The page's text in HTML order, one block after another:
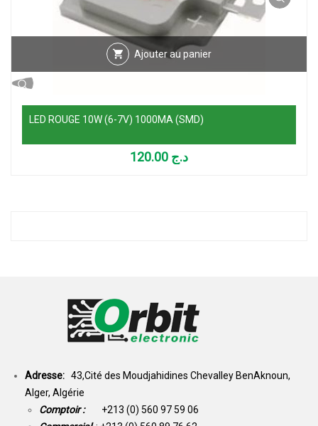
Ajouter au panier
LED ROUGE 10W (6-7V) 1000MA (SMD)
د.ج
Adresse: 43,Cité des Moudjahidines Chevalley BenAknoun,
Alger, Algérie
Comptoir : +213 (0) 560 97 59 06